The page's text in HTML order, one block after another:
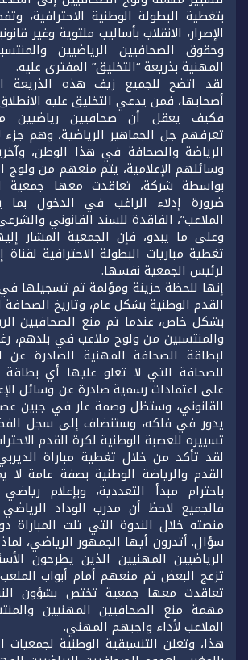
بتغطية البطولة الوطنية الاحترافية،
الإصرار، الانقلاب بأساليب ملتوية وغير
وحقوق الصحافيين الرياضيين
المهنية بذريعة “التخليق” المفترى عليه.
لقد اتضح للجميع زيف هذه الذريعة
أصحابها، فمن يدعي التخليق عليه
فكيف يعقل أن صحافيين رياضيين
تعرفهم جل الجماهير الرياضية، وهم جزء
الرياضة والصحافة في هذا الوطن،
وسائلهم الإعلامية، يتم منعهم من ولوج
بواسطة شركة، تعاقدت معها جمعية
ضرورة إدلاء الراغب في الدخول
الملاعب”، الفاقدة للسند القانوني
وعلى ما يبدو، فإن الجمعية المشار
تغطية مباريات البطولة الاحترافية لقناة
لرئيس الجمعية نفسها.
إنها للحظة حزينة ومؤلمة تم تسجيلها
القدم الوطنية بشكل عام، وتاريخ الصحافة
بشكل خاص، عندما تم منع الصحافيين
والمنتسبين من ولوج ملاعب في بلدهم،
لبطاقة الصحافة المهنية الصادرة
للصحافة التي لا تعلو عليها أي
على اعتمادات رسمية صادرة عن وسائل
القانوني، وستظل وصمة عار في جبين
يدور في فلكه، وستنضاف إلى سجل
تسييره للعصبة الوطنية لكرة القدم
لقد تأكد من خلال تغطية مباراة
القدم والرياضة الوطنية بصفة عامة لا
باحترام مبدأ التعددية، وبإعلام
فالجميع لاحظ أن مدرب الوداد
منصته خلال الندوة التي تلت
سؤال. أتدرون أيها الجمهور الرياضي،
الرياضيين المهنيين الذين يطرحون
تزعج البعض تم منعهم أمام أبواب
تعاقدت معها جمعية تختص بشؤون
مهمة منع الصحافيين المهنيين
الملاعب لأداء واجبهم المهني.
هذا، وتعلن التنسيقية الوطنية لجمعيات